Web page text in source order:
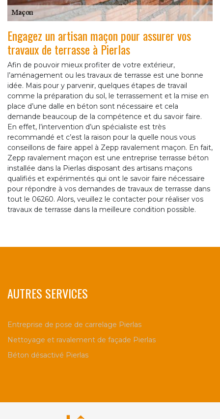
Engagez un artisan maçon pour assurer vos
travaux de terrasse à Pierlas
Afin de pouvoir mieux profiter de votre extérieur,
l’aménagement ou les travaux de terrasse est une bonne
idée. Mais pour y parvenir, quelques étapes de travail
comme la préparation du sol, le terrassement et la mise en
place d’une dalle en béton sont nécessaire et cela
demande beaucoup de la compétence et du savoir faire.
En effet, l’intervention d’un spécialiste est très
recommandé et c’est la raison pour la quelle nous vous
conseillons de faire appel à Zepp ravalement maçon. En fait,
Zepp ravalement maçon est une entreprise terrasse béton
installée dans la Pierlas disposant des artisans maçons
qualifiés et expérimentés qui ont le savoir faire nécessaire
pour répondre à vos demandes de travaux de terrasse dans
tout le 06260. Alors, veuillez le contacter pour réaliser vos
travaux de terrasse dans la meilleure condition possible.
AUTRES SERVICES
Entreprise de pose de carrelage Pierlas
Nettoyage et ravalement de façade Pierlas
Béton désactivé Pierlas